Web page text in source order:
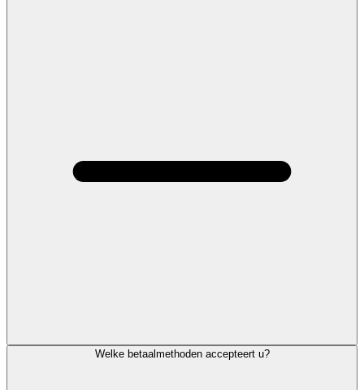
Welke betaalmethoden accepteert u?